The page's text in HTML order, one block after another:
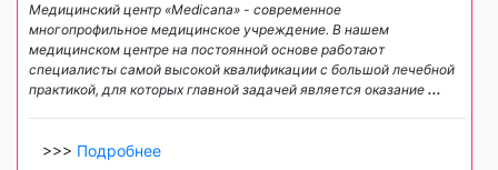
Медицинский центр «Medicana» - современное
многопрофильное медицинское учреждение. В нашем
медицинском центре на постоянной основе работают
специалисты самой высокой квалификации с большой лечебной
практикой, для которых главной задачей является оказание ...
>>> Подробнее